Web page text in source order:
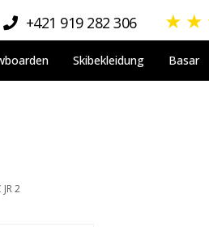
+421 919 282 306 ★ ★
Skibekleidung Basar
2